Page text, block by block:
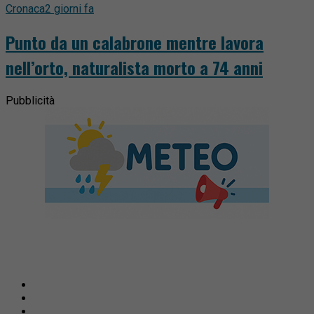
Cronaca2 giorni fa
Punto da un calabrone mentre lavora
nell’orto, naturalista morto a 74 anni
Pubblicità